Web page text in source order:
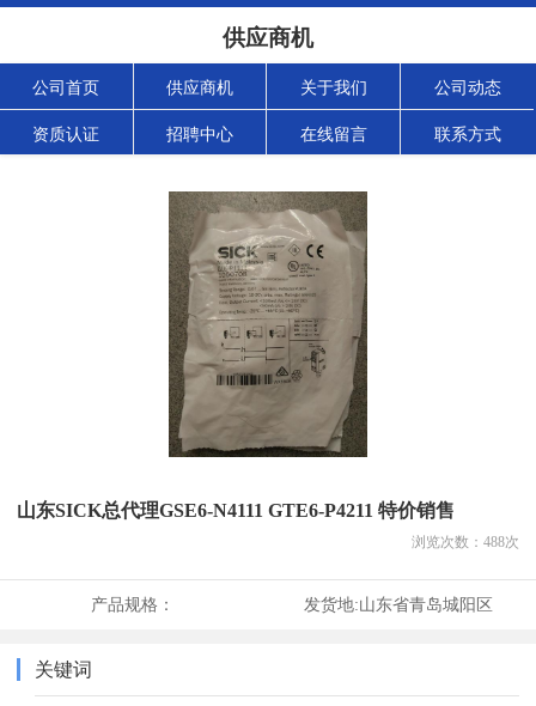
供应商机
公司首页 供应商机 关于我们 公司动态
资质认证 招聘中心 在线留言 联系方式
山东SICK总代理GSE6-N4111 GTE6-P4211 特价销售
浏览次数： 488次
产品规格： 发货地:山东省青岛城阳区
关键词